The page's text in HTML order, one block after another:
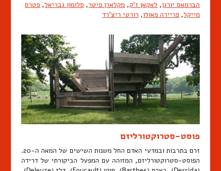
הברמאס יורגן, לאקאן ז'ק, מקלארן פיטר, סלומון גבריאל, פטרס
מייקל, פריירה פאולו, רורטי ריצ'רד
פוסט-סטרוקטורליזם
זרם בתרבות ובמדעי האדם החל משנות השישים של המאה ה-20.
הפוסט-סטרוקטורליזם, המזוהה עם המפעל הביקורתי של דרידה